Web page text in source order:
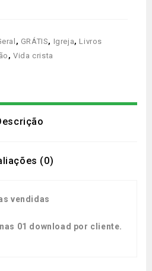
, GRÁTIS, Igreja, Livros
,Vida crista
(0)
vendidas
01 download por cliente.